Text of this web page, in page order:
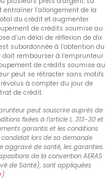
l’allongement de la
du crédit et augmenter
de crédits soumise au
d’un délai de réflexion de dix
subordonnée à l’obtention du
rembourser à l’emprunteur
de crédits soumise au
peut se rétracter sans motifs
à compter du jour de
de crédit.
peut souscrire auprès de
fixées à l’article L. 313-30 et
garantis et les conditions
candidat lors de sa demande
aggravé de santé, les garanties
de la convention AERAS
de Santé), sont appliquées
).